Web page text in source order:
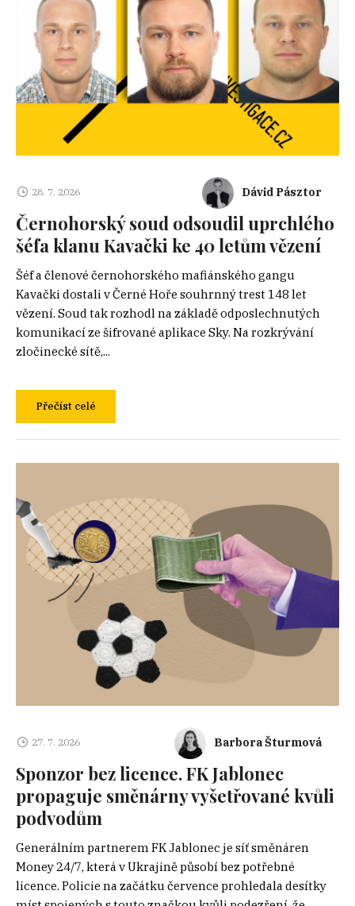
28. 7. 2026 Dávid Pásztor
Černohorský soud odsoudil uprchlého
šéfa klanu Kavački ke 40 letům vězení
Šéf a členové černohorského mafiánského gangu
Kavački dostali v Černé Hoře souhrnný trest 148 let
vězení. Soud tak rozhodl na základě odposlechnutých
komunikací ze šifrované aplikace Sky. Na rozkrývání
zločinecké sítě,...
Přečíst celé
27. 7. 2026 Barbora Šturmová
Sponzor bez licence. FK Jablonec
propaguje směnárny vyšetřované kvůli
podvodům
Generálním partnerem FK Jablonec je síť směnáren
Money 24/7, která v Ukrajině působí bez potřebné
licence. Policie na začátku července prohledala desítky